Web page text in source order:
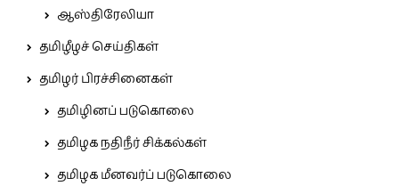
ஆஸ்திரேலியா
தமிழீழச் செய்திகள்
தமிழர் பிரச்சினைகள்
தமிழினப் படுகொலை
தமிழக நதிநீர் சிக்கல்கள்
தமிழக மீனவர்ப் படுகொலை